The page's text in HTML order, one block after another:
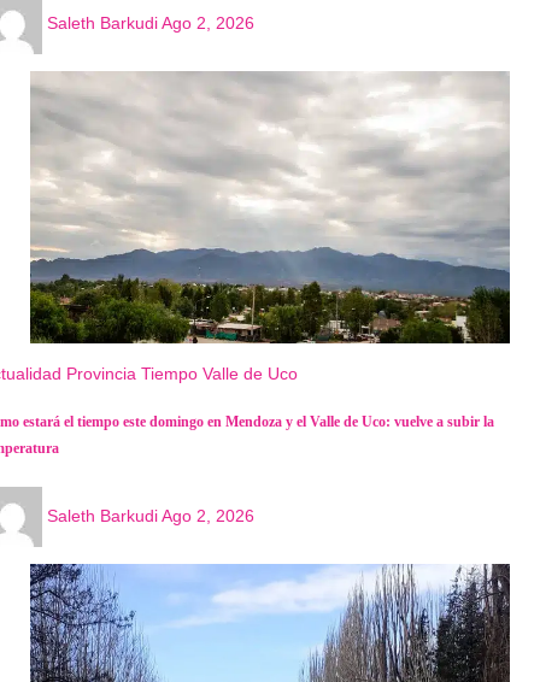
Saleth BarkudiAgo 2, 2026
Provincia Tiempo Valle de Uco
estará el tiempo este domingo en Mendoza y el Valle de Uco: vuelve a subir la
Saleth BarkudiAgo 2, 2026